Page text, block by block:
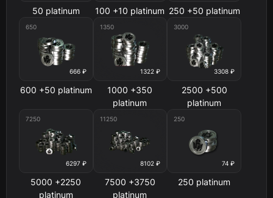
50 platinum 100 +10 platinum 250 +50 platinum
666 ₽
650
600 +50 platinum
1322 ₽
1350
1000 +350
platinum
3308 ₽
3000
2500 +500
platinum
6297 ₽
7250
5000 +2250
platinum
8102 ₽
11250
7500 +3750
platinum
74 ₽
250
250 platinum